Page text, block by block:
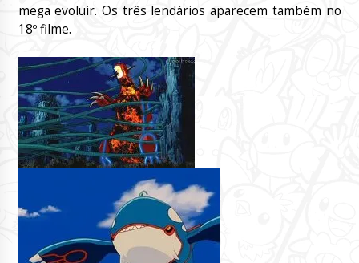
mega evoluir. Os três lendários aparecem também no
18º filme.